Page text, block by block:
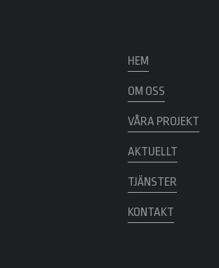
HEM
OM OSS
VÅRA PROJEKT
AKTUELLT
TJÄNSTER
KONTAKT